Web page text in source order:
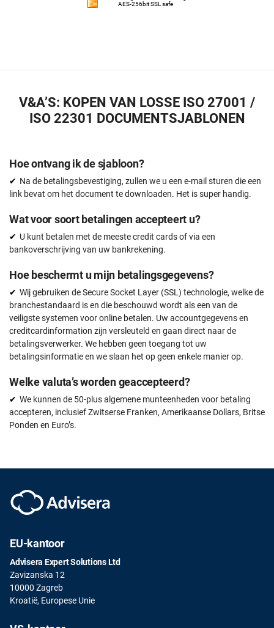
AES-256bit SSL safe
V&A’S: KOPEN VAN LOSSE ISO 27001 /
ISO 22301 DOCUMENTSJABLONEN
Hoe ontvang ik de sjabloon?
Na de betalingsbevestiging, zullen we u een e-mail sturen die een
link bevat om het document te downloaden. Het is super handig.
Wat voor soort betalingen accepteert u?
U kunt betalen met de meeste credit cards of via een
bankoverschrijving van uw bankrekening.
Hoe beschermt u mijn betalingsgegevens?
Wij gebruiken de Secure Socket Layer (SSL) technologie, welke de
branchestandaard is en die beschouwd wordt als een van de
veiligste systemen voor online betalen. Uw accountgegevens en
creditcardinformation zijn versleuteld en gaan direct naar de
betalingsverwerker. We hebben geen toegang tot uw
betalingsinformatie en we slaan het op geen enkele manier op.
Welke valuta’s worden geaccepteerd?
We kunnen de 50-plus algemene munteenheden voor betaling
accepteren, inclusief Zwitserse Franken, Amerikaanse Dollars, Britse
Ponden en Euro’s.
EU-kantoor
Advisera Expert Solutions Ltd
Zavizanska 12
10000 Zagreb
Kroatië, Europese Unie